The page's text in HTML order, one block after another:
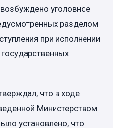
уголовное
разделом
при исполнении
что в ходе
Министерством
установлено, что